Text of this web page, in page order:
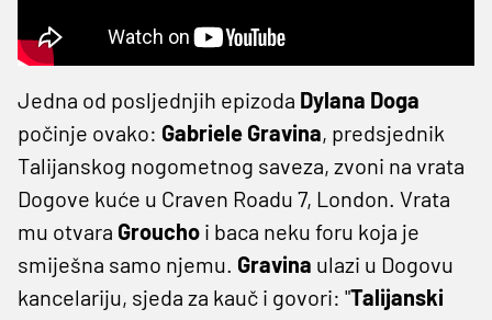
Jedna od posljednjih epizoda Dylana Doga
počinje ovako: Gabriele Gravina, predsjednik
Talijanskog nogometnog saveza, zvoni na vrata
Dogove kuće u Craven Roadu 7, London. Vrata
mu otvara Groucho i baca neku foru koja je
smiješna samo njemu. Gravina ulazi u Dogovu
kancelariju, sjeda za kauč i govori: "Talijanski